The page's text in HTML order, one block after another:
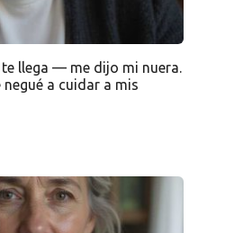
llega — me dijo mi nuera.
a cuidar a mis